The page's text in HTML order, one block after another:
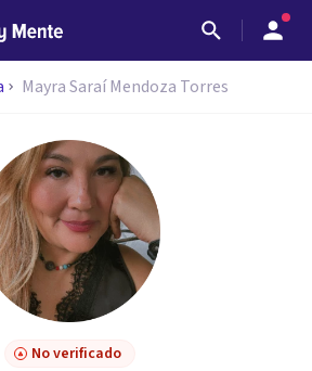
Mayra Saraí Mendoza Torres
No verificado